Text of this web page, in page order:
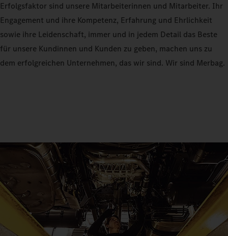
Erfolgsfaktor sind unsere Mitarbeiterinnen und Mitarbeiter. Ihr
Engagement und ihre Kompetenz, Erfahrung und Ehrlichkeit
sowie ihre Leidenschaft, immer und in jedem Detail das Beste
für unsere Kundinnen und Kunden zu geben, machen uns zu
dem erfolgreichen Unternehmen, das wir sind. Wir sind Merbag.